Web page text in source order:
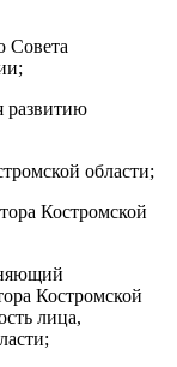
Совета
развитию
области;
Костромской
Костромской
лица,